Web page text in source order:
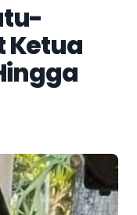
Ketua